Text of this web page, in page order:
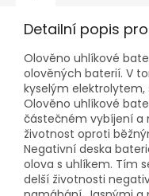
Detailní popis
Olověno uhlíkové
olověných baterií. V
kyselým elektrolytem,
Olověno uhlíkové
částečném vybíjení a
životnost oproti
Negativní deska
olova s uhlíkem. Tím
delší životnosti